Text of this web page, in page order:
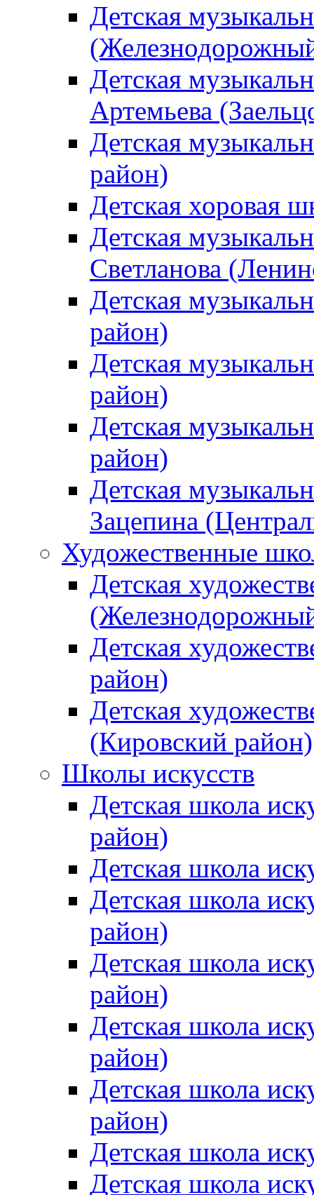
Детская
Детская
Артемьева
Детская
район)
Детская хоровая
Детская
Светланова
Детская
район)
Детская
район)
Детская
район)
Детская
Зацепина
Художественные
Детская
Детская
район)
Детская
(Кировский район)
Школы искусств
Детская школа
район)
Детская школа
Детская школа
район)
Детская школа
район)
Детская школа
район)
Детская школа
район)
Детская школа
Детская школа